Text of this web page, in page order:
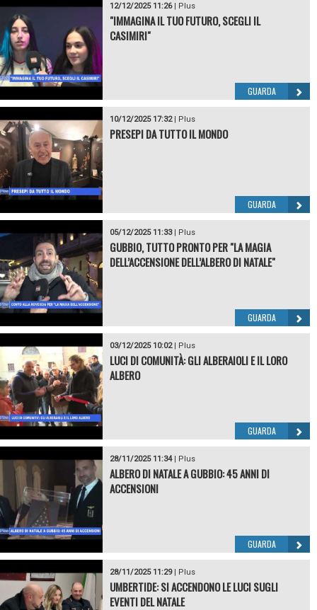
12/12/2025 11:26| Plus
"IMMAGINA IL TUO FUTURO, SCEGLI IL
CASIMIRI"
GUARDA
10/12/2025 17:32| Plus
PRESEPI DA TUTTO IL MONDO
GUARDA
05/12/2025 11:33| Plus
GUBBIO, TUTTO PRONTO PER "LA MAGIA
DELL’ACCENSIONE DELL’ALBERO DI NATALE"
GUARDA
03/12/2025 10:02| Plus
LUCI DI COMUNITÀ: GLI ALBERAIOLI E IL LORO
ALBERO
GUARDA
28/11/2025 11:34| Plus
ALBERO DI NATALE A GUBBIO: 45 ANNI DI
ACCENSIONI
GUARDA
28/11/2025 11:29| Plus
UMBERTIDE: SI ACCENDONO LE LUCI SUGLI
EVENTI DEL NATALE